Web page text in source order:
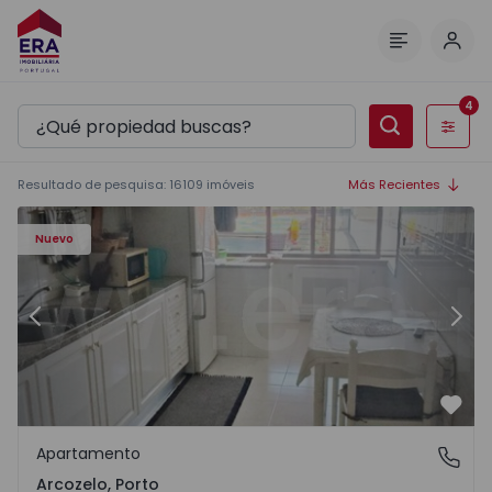
Filtros
4
Resultado de pesquisa: 16109 imóveis Más Recientes
Nuevo
- 11
Apartamento T1 Vila Nova de Gaia, Arcozelo - 1564635 - 3
Anterior
Arcozelo, Porto
Apartamento
Arcozelo, Porto